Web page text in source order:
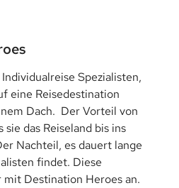
Spezialisten,
eine Reisedestination
Dach. Der Vorteil von
das Reiseland bis ins
Nachteil, es dauert lange
findet. Diese
Destination Heroes an.